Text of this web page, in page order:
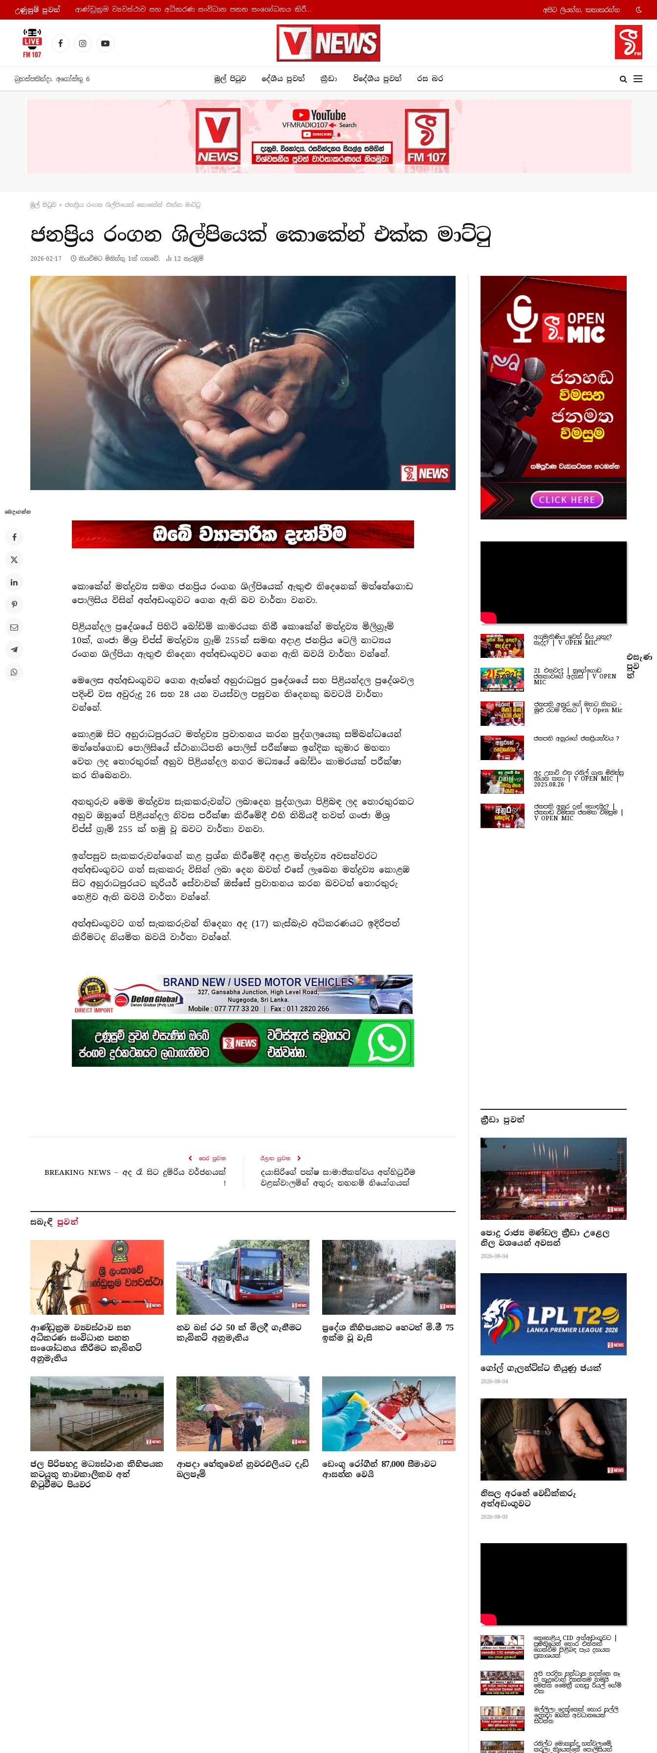
උණුසුම් පුව​ත් ආණ්ඩුක්‍රම ව්‍යවස්ථාව සහ අධිකරණ සංවිධාන පනත සංශෝධනය කිරීමට කැබිනට් අනුමැතිය අපි​ට ලියන්න, කතාකරන්​න
FacebookInstagramYouTube
බ්‍රහස්පතින්දා, අගෝස්තු 6 මුල් පිටුව දේශීය පුව​ත් ක්‍රී​ඩා විදේශීය පුවත් රස බ​ර
මුල් පිටු​ව » ජනප්‍රිය රංගන ශිල්පියෙක් කොකේන් එක්ක මාට්ටු
ජනප්‍රිය රංගන ශිල්පියෙක් කොකේන් එක්ක මාට්ටු
2026-02-17 කියවීමට මිනිත්තු 1ක් ගතවේ. 12 නැරඹු​ම්
බෙදාගන්​න
කොකේන් මත්ද්‍රව්‍ය සමග ජනප්‍රිය රංගන ශිල්පියෙක් ඇතුළු තිදෙනෙක් මත්තේගොඩ
පොලිසිය විසින් අත්අඩංගුවට ගෙන ඇති බව වාර්තා වනවා.
පිළියන්දල ප්‍රදේශයේ පිහිටි බෝඩිම් කාමරයක තිබී කොකේන් මත්ද්‍රව්‍ය මිලිග්‍රෑම්
10ක්, ගංජා මිශ්‍ර චිප්ස් මත්ද්‍රව්‍ය ග්‍රෑම් 255ක් සමඟ අදාළ ජනප්‍රිය ටෙලි නාට්‍යය
රංගන ශිල්පියා ඇතුළු තිදෙනා අත්අඩංගුවට ගෙන ඇති බවයි වාර්තා වන්නේ.
මෙලෙස අත්අඩංගුවට ගෙන ඇත්තේ අනුරාධපුර ප්‍රදේශයේ සහ පිළියන්දල ප්‍රදේශවල
පදිංචි වස අවුරුදු 26 සහ 28 යන වයස්වල පසුවන තිදෙනකු බවටයි වාර්තා
වන්නේ.
කොළඹ සිට අනුරාධපුරයට මත්ද්‍රව්‍ය ප්‍රවාහනය කරන පුද්ගලයෙකු සම්බන්ධයෙන්
මත්තේගොඩ පොලිසියේ ස්ථානාධිපති පොලිස් පරීක්ෂක ඉන්දික කුමාර මහතා
වෙත ලද තොරතුරක් අනුව පිළියන්දල නගර මධ්‍යයේ බෝඩිං කාමරයක් පරීක්ෂා
කර තිබෙනවා.
අනතුරුව මෙම මත්ද්‍රව්‍ය සැකකරුවන්ට ලබාදෙන පුද්ගලයා පිළිබඳ ලද තොරතුරකට
අනුව ඔහුගේ පිළියන්දල නිවස පරීක්ෂා කිරීමේදී එහි තිබියදී තවත් ගංජා මිශ්‍ර
චිප්ස් ග්‍රෑම් 255 ක් හමු වූ බවට වාර්තා වනවා.
ඉන්පසුව සැකකරුවන්ගෙන් කළ ප්‍රශ්න කිරීමේදී අදාළ මත්ද්‍රව්‍ය අවසන්වරට
අත්අඩංගුවට ගත් සැකකරු විසින් ලබා දෙන බවත් එසේ ලැබෙන මත්ද්‍රව්‍ය කොළඹ
සිට අනුරාධපුරයට කූරියර් සේවාවක් ඔස්සේ ප්‍රවාහනය කරන බවටත් තොරතුරු
හෙළිව ඇති බවයි වාර්තා වන්නේ.
අත්අඩංගුවට ගත් සැකකරුවන් තිදෙනා අද (17) කැස්බෑව අධිකරණයට ඉදිරිපත්
කිරීමටද නියමිත බවයි වාර්තා වන්නේ.
පෙර පුව​ත
BREAKING NEWS – අද රෑ සිට දුම්රිය වර්ජනයක්
!
ඊළඟ පුව​ත
දයාසිරිගේ පක්ෂ සාමාජිකත්වය අත්හිටුවීම
වළක්වාලමින් අතුරු තහනම් නියෝගයක්
සබැ​ඳි පුවත්
ආණ්ඩුක්‍රම ව්‍යවස්ථාව සහ
අධිකරණ සංවිධාන පනත
සංශෝධනය කිරීමට කැබිනට්
අනුමැතිය
නව බස් රථ 50 ක් මිලදී ගැනීමට
කැබිනට් අනුමැතිය
ප්‍රදේශ කිහිපයකට හෙටත් මි.මී 75
ඉක්ම වූ වැසි
ජල පිරිපහදු මධ්‍යස්ථාන කිහිපයක
කටයුතු තාවකාලිකව අත්
හිටුවීමට පියවර
ආපදා හේතුවෙන් නුවරඑලියට දැඩි
බලපෑම්
ඩෙංගු රෝගීන් 87,000 සීමාවට
ආසන්න වෙයි
අගමැතිණිය ඉවත් විය යුතුද?
නැද්ද? | V OPEN MIC
21 එනවද? | නුගේගොඩ
ජනතාවගේ අදහස් | V OPEN
MIC
ජනපති අනුර ගේ මතට තිතට -
මුළු රටම එකට | V Open Mic
ජනපති අනුරගේ ජනප්‍රියත්වය ?
අද උසාවි එන රනිල් ගැන මිනිස්සු
කියන කතා | V OPEN MIC |
2025.08.26
ජනපති අනුර දැන් හොඳයිද? |
ජනහඬ විමසන ජනමත විමසුම |
V OPEN MIC
එසැණ
පුව​
ත්
ක්‍රීඩා පුවත්
පොදු රාජ්‍ය මණ්ඩල ක්‍රීඩා උළෙල
නිල වශයෙන් අවසන්
2026-08-04
ගෝල් ගැලන්ට්ස්ට තියුණු ජයක්
2026-08-04
නිසල අරනේ වෙඩික්කරු
අත්අඩංගුවට
2026-08-03
කෙහෙළිය CID අත්අඩංගුවට |
ප්‍රමිතියෙන් තොර එන්නත්
ගෙන්වීම පිළිබඳ පැය දහයක
ප්‍රකාශයක්
අපි පරදින සන්ධාන හදන්නෙ නෑ
පි හැදුවොත් දිනන්නම තමයි
මෙන්න මෛත්‍රී ගහපු රියල් ගේම්
එක
මල්ලිලා දෙන්නෙක් හොර සල්ලි
දෙනවා ඔබත් අවධානයෙන්
සිටින්න
රනිල්ට මොකක්ද හත්වලාමේ
කරලා තියෙන්නේ පොලිසියත්